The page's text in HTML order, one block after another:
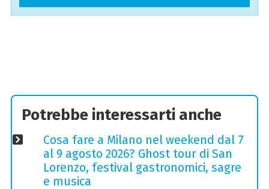
Potrebbe interessarti anche
Cosa fare a Milano nel weekend dal 7
al 9 agosto 2026? Ghost tour di San
Lorenzo, festival gastronomici, sagre
e musica